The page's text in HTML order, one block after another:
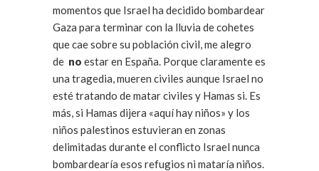
momentos que Israel ha decidido bombardear
Gaza para terminar con la lluvia de cohetes
que cae sobre su población civil, me alegro
de no estar en España. Porque claramente es
una tragedia, mueren civiles aunque Israel no
esté tratando de matar civiles y Hamas si. Es
más, si Hamas dijera «aquí hay niños» y los
niños palestinos estuvieran en zonas
delimitadas durante el conflicto Israel nunca
bombardearía esos refugios ni mataría niños.